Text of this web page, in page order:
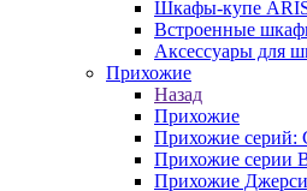
Шкафы-купе
Встроенные
Аксессуары для
Прихожие
Назад
Прихожие
Прихожие серий:
Прихожие серии
Прихожие